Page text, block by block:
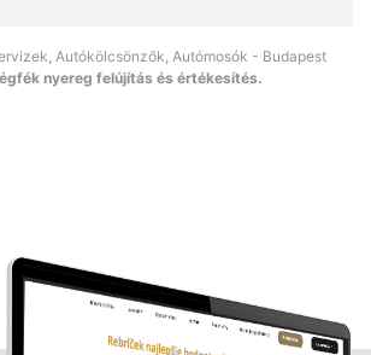
Autókölcsönzők, Autómosók - Budapest
nyereg felújítás és értékesítés.